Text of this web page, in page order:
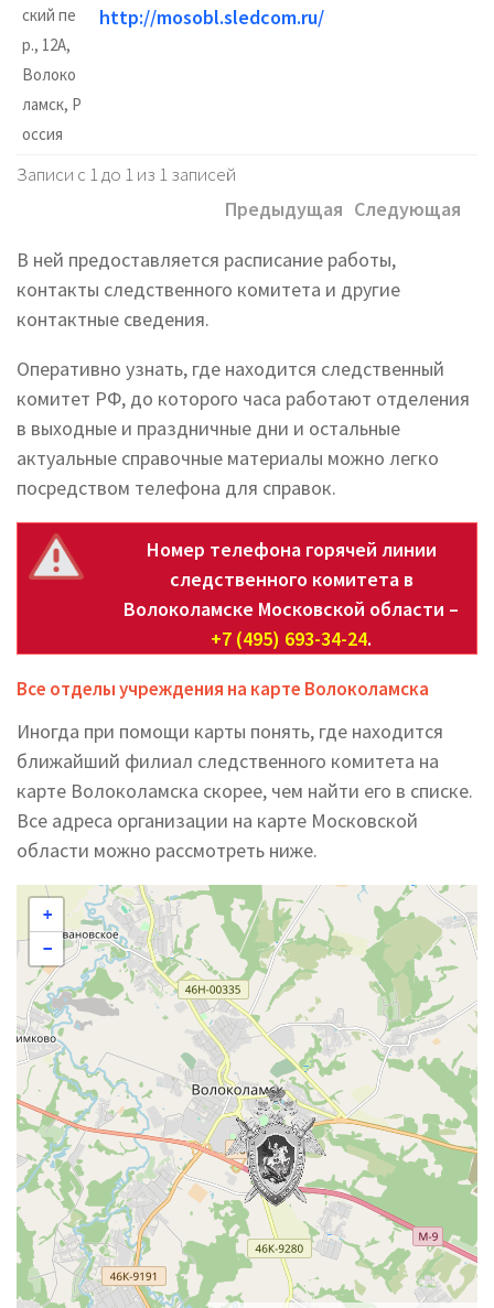
ский пе
р., 12А,
Волоко
ламск, Р
оссия
http://mosobl.sledcom.ru/
Записи с 1 до 1 из 1 записей
Предыдущая Следующая
В ней предоставляется расписание работы,
контакты следственного комитета и другие
контактные сведения.
Оперативно узнать, где находится следственный
комитет РФ, до которого часа работают отделения
в выходные и праздничные дни и остальные
актуальные справочные материалы можно легко
посредством телефона для справок.
Номер телефона горячей линии
следственного комитета в
Волоколамске Московской области –
+7 (495) 693-34-24.
Все отделы учреждения на карте Волоколамска
Иногда при помощи карты понять, где находится
ближайший филиал следственного комитета на
карте Волоколамска скорее, чем найти его в списке.
Все адреса организации на карте Московской
области можно рассмотреть ниже.
+
−